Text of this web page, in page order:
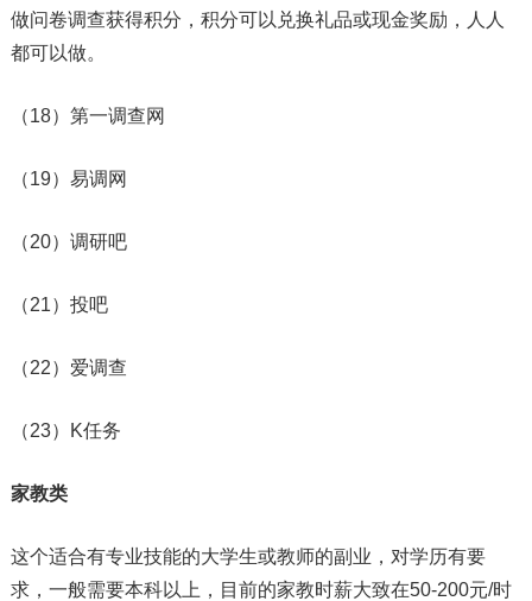
做问卷调查获得积分，积分可以兑换礼品或现金奖励，人人
都可以做。
（18）第一调查网
（19）易调网
（20）调研吧
（21）投吧
（22）爱调查
（23）K任务
家教类
这个适合有专业技能的大学生或教师的副业，对学历有要
求，一般需要本科以上，目前的家教时薪大致在50-200元/时